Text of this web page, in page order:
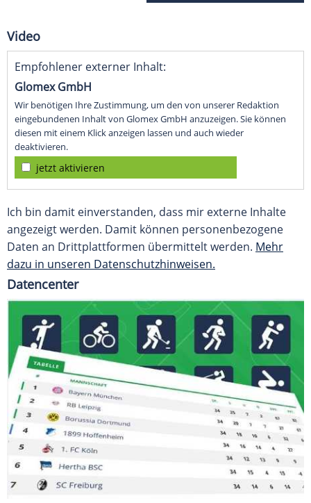
Video
Empfohlener externer Inhalt:
Glomex GmbH
Wir benötigen Ihre Zustimmung, um den von unserer Redaktion
eingebundenen Inhalt von Glomex GmbH anzuzeigen. Sie können
diesen mit einem Klick anzeigen lassen und auch wieder
deaktivieren.
jetzt aktivieren
Ich bin damit einverstanden, dass mir externe Inhalte
angezeigt werden. Damit können personenbezogene
Daten an Drittplattformen übermittelt werden. Mehr
dazu in unseren Datenschutzhinweisen.
Datencenter